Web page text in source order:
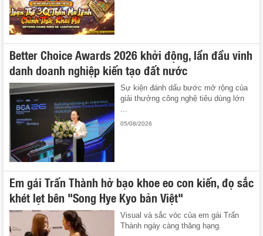
Better Choice Awards 2026 khởi động, lần đầu vinh
danh doanh nghiệp kiến tạo đất nước
Sự kiện đánh dấu bước mở rộng của
giải thưởng công nghệ tiêu dùng lớn
...
05/08/2026
Em gái Trấn Thành hở bạo khoe eo con kiến, đọ sắc
khét lẹt bên "Song Hye Kyo bản Việt"
Visual và sắc vóc của em gái Trấn
Thành ngày càng thăng hạng.